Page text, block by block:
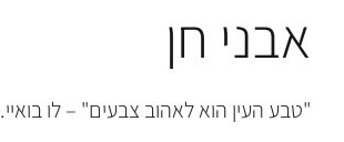
אבני חן
"טבע העין הוא לאהוב צבעים" – לו בואיי.